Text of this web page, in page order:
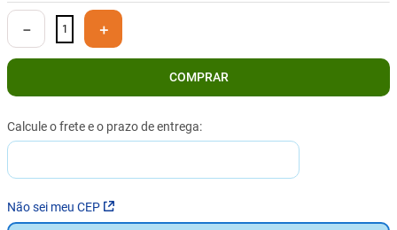
＋
－
COMPRAR
Não sei meu CEP